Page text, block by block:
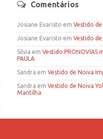
Comentários
Josiane Evaristo em Vestido
Josiane Evaristo em Vestido
Silvia em Vestido PRONOVIAS
PAULA
Sandra em Vestido de Noiva
Sandra em Vestido de Noiva
Mantilha